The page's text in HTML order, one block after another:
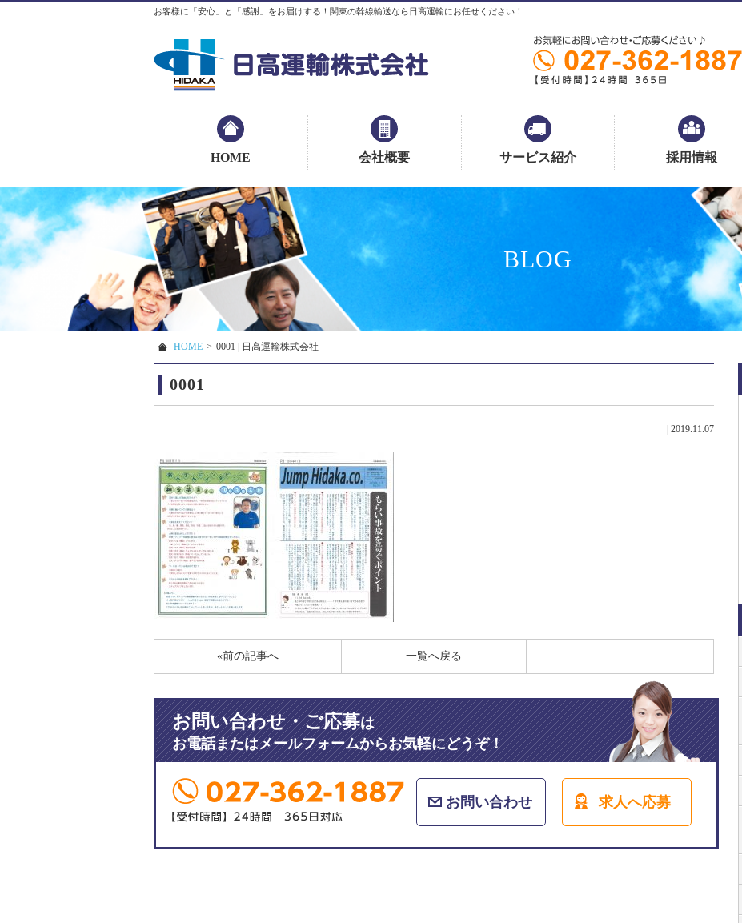
お客様に「安心」と「感謝」をお届けする！関東の幹線輸送なら日高運輸にお任せください！
HOME 会社概要 サービス紹介 採用情報
BLOG
HOME > 0001 | 日高運輸株式会社
0001
2019.11.07
«前の記事へ 一覧へ戻る
お問い合わせ・ご応募は
お電話またはメールフォームからお気軽にどうぞ！
お問い合わせ 求人へ応募